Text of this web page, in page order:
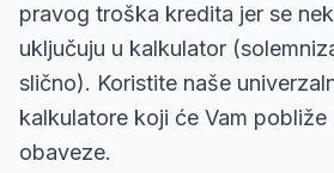
pravog troška kredita jer se
uključuju u kalkulator
slično). Koristite naše
kalkulatore koji će Vam
obaveze.